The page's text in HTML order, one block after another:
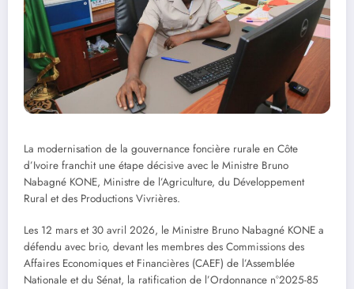
La modernisation de la gouvernance foncière rurale en Côte
d’Ivoire franchit une étape décisive avec le Ministre Bruno
Nabagné KONE, Ministre de l’Agriculture, du Développement
Rural et des Productions Vivrières.
Les 12 mars et 30 avril 2026, le Ministre Bruno Nabagné KONE a
défendu avec brio, devant les membres des Commissions des
Affaires Economiques et Financières (CAEF) de l’Assemblée
Nationale et du Sénat, la ratification de l’Ordonnance n°2025-85